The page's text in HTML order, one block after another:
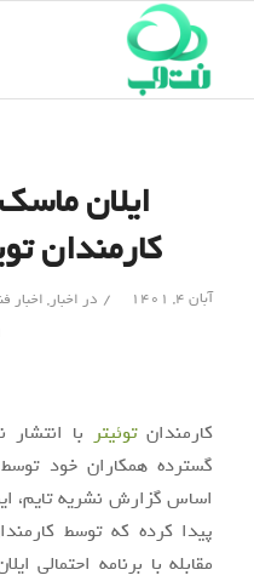
ایلان
کارمندان
آبان ۴, ۱۴۰۱ / در اخبار, اخبار
کارمندانتوئیتر با
گسترده همکاران خود توسط
اساس گزارش نشریه تایم،
پیدا کرده که توسط
مقابله با برنامه احتمالی